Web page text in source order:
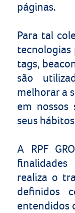
páginas.
Para tal
tecnologias
tags,
são
melhorar a
em nossos
seus
ARPF
realiza o
definidos
entendidos